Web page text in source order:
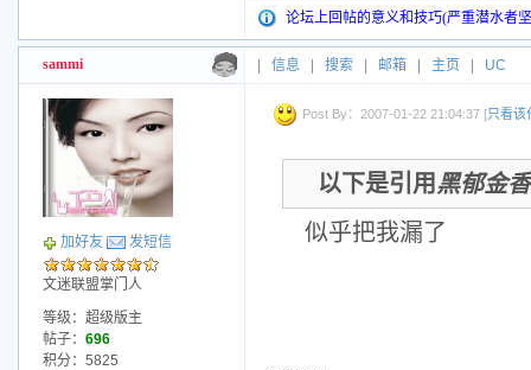
论坛上回帖的意义和技巧(严重潜水者
sammi 信息 搜索 邮箱 主页 UC
加好友 发短信
文迷联盟掌门人
等级：超级版主
帖子： 696
积分：5825
Post By：2007-01-22 21:04:37 [只看该
以下是引用 黑郁金香
似乎把我漏了